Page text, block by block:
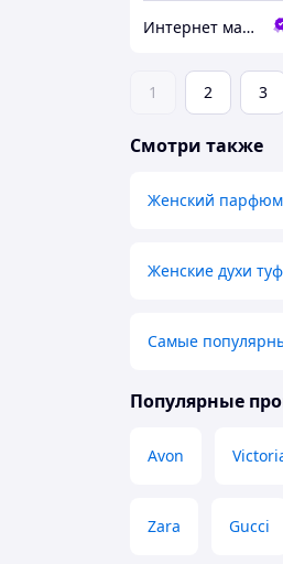
Интернет магазин "Aroma Glamour"
1 2 3
Смотри также
Женский парфюм
Женские духи
Самые
Популярные
Avon
Zara Gucci